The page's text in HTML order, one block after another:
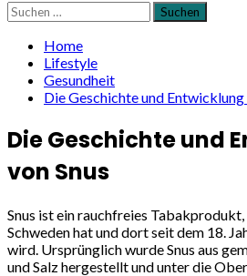
Suchen
nach:
Home
Lifestyle
Gesundheit
Die Geschichte und Entwicklung
Die Geschichte und
von Snus
Snus ist ein rauchfreies
Schweden hat und dort seit dem 18.
wird. Ursprünglich wurde Snus aus
und Salz hergestellt und unter die